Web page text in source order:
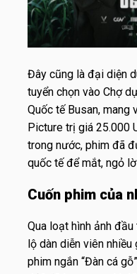
Đây cũng là đại diện
tuyển chọn vào Chợ
Quốc tế Busan, mang
Picture trị giá 25.000
trong nước, phim đã
quốc tế để mắt, ngỏ
Cuốn phim của
Qua loạt hình ảnh
lộ dàn diễn viên
phim ngắn “Đàn cá